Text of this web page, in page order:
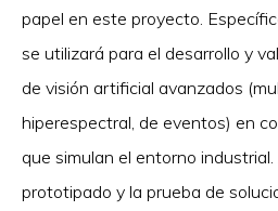
papel en este proyecto.
se utilizará para el desarrollo y
de visión artificial avanzados
hiperespectral, de eventos) en
que simulan el entorno
prototipado y la prueba de